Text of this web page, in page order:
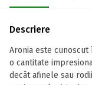
Descriere
Aronia este
o cantitate
decât afinele sau